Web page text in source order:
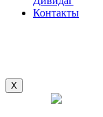
Контакты
X